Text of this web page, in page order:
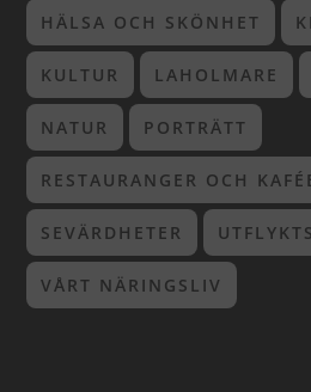
HÄLSA OCH SKÖNHET
KULTUR LAHOLMARE
NATUR PORTRÄTT
RESTAURANGER OCH
SEVÄRDHETER
VÅRT NÄRINGSLIV